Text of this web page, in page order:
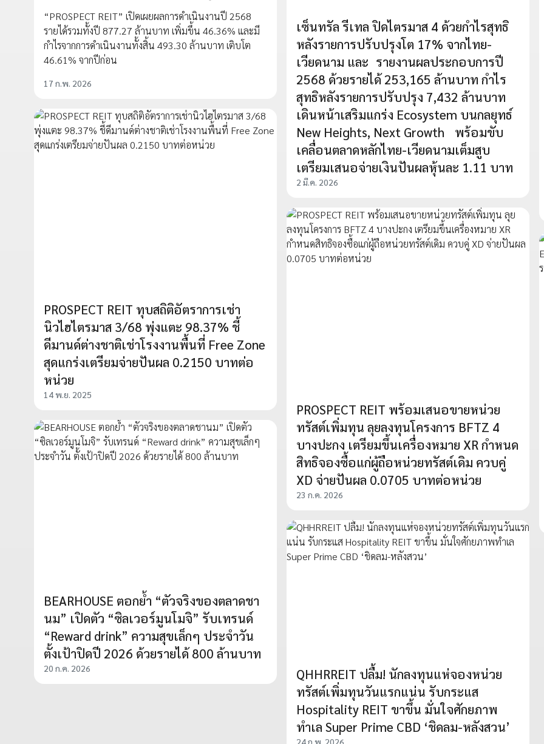
“PROSPECT REIT” เปิดเผยผลการดำเนินงานปี 2568
รายได้รวมทั้งปี 877.27 ล้านบาท เพิ่มขึ้น 46.36% และมี
กำไรจากการดำเนินงานทั้งสิ้น 493.30 ล้านบาท เติบโต
46.61% จากปีก่อน
17 ก.พ. 2026
เซ็นทรัล รีเทล ปิดไตรมาส 4 ด้วยกำไรสุทธิ
หลังรายการปรับปรุงโต 17% จากไทย-
เวียดนาม และ รายงานผลประกอบการปี
2568 ด้วยรายได้ 253,165 ล้านบาท กำไร
สุทธิหลังรายการปรับปรุง 7,432 ล้านบาท
เดินหน้าเสริมแกร่ง Ecosystem บนกลยุทธ์
New Heights, Next Growth พร้อมขับ
เคลื่อนตลาดหลักไทย-เวียดนามเต็มสูบ
เตรียมเสนอจ่ายเงินปันผลหุ้นละ 1.11 บาท
2 มี.ค. 2026
PROSPECT REIT ทุบสถิติอัตราการเช่า
นิวไฮไตรมาส 3/68 พุ่งแตะ 98.37% ชี้
ดีมานด์ต่างชาติเช่าโรงงานพื้นที่ Free Zone
สุดแกร่งเตรียมจ่ายปันผล 0.2150 บาทต่อ
หน่วย
14 พ.ย. 2025
PROSPECT REIT พร้อมเสนอขายหน่วย
ทรัสต์เพิ่มทุน ลุยลงทุนโครงการ BFTZ 4
บางปะกง เตรียมขึ้นเครื่องหมาย XR กำหนด
สิทธิจองซื้อแก่ผู้ถือหน่วยทรัสต์เดิม ควบคู่
XD จ่ายปันผล 0.0705 บาทต่อหน่วย
23 ก.ค. 2026
BEARHOUSE ตอกย้ำ “ตัวจริงของตลาดชา
นม” เปิดตัว “ซิลเวอร์มูนโมจิ” รับเทรนด์
“Reward drink” ความสุขเล็กๆ ประจำวัน
ตั้งเป้าปิดปี 2026 ด้วยรายได้ 800 ล้านบาท
20 ก.ค. 2026
QHHRREIT ปลื้ม! นักลงทุนแห่จองหน่วย
ทรัสต์เพิ่มทุนวันแรกแน่น รับกระแส
Hospitality REIT ขาขึ้น มั่นใจศักยภาพ
ทำเล Super Prime CBD ‘ชิดลม-หลังสวน’
24 ก.พ. 2026